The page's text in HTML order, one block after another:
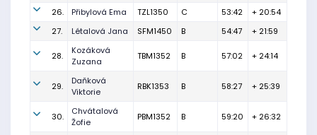
26. Přibylová Ema TZL1350 C 53:42
+ 20:54
27.
Létalová Jana SFM1450 B 54:47 + 21:59
28.
Kozáková
Zuzana
TBM1352 B 57:02 + 24:14
29.
Daňková
Viktorie
RBK1353 B 58:27 + 25:39
30.
Chvátalová
Žofie
PBM1352 B 59:20 + 26:32